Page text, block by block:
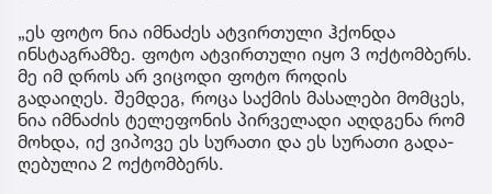
„ეს ფოტო ნია იმნაძეს ატვირთული ჰქონდა
ინსტაგრამზე. ფოტო ატვირთული იყო 3 ოქტომბერს.
მე იმ დროს არ ვიცოდი ფოტო როდის
გადაიღეს. შემ­დეგ, როცა საქ­მის მა­სა­ლე­ბი მომ­ცეს,
ნია იმ­ნა­ძის ტე­ლე­ფო­ნის პირ­ვე­ლა­დი აღ­დგე­ნა რომ
მოხ­და, იქ ვი­პო­ვე ეს სუ­რა­თი და ეს სუ­რა­თი გა­და­
ღე­ბუ­ლია 2 ოქ­ტომ­ბერს.